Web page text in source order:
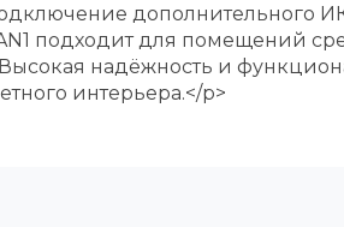
дополнительного ИК-
подходит для помещений
надёжность и
интерьера.</p>